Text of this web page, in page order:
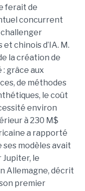
ferait de
concurrent
challenger
chinois d’IA. M.
la création de
: grâce aux
de méthodes
le coût
environ
à 230 M$
a rapporté
ses modèles avait
le
Allemagne, décrit
premier